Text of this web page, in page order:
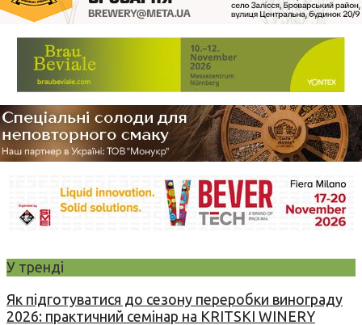
У тренді
Як підготуватися до сезону переробки винограду
2026: практичний семінар на KRITSKI WINERY